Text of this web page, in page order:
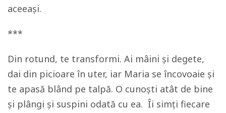
aceeași.
***
Din rotund, te transformi. Ai mâini și degete,
dai din picioare în uter, iar Maria se încovoaie și
te apasă blând pe talpă. O cunoști atât de bine
și plângi și suspini odată cu ea. Îi simți fiecare